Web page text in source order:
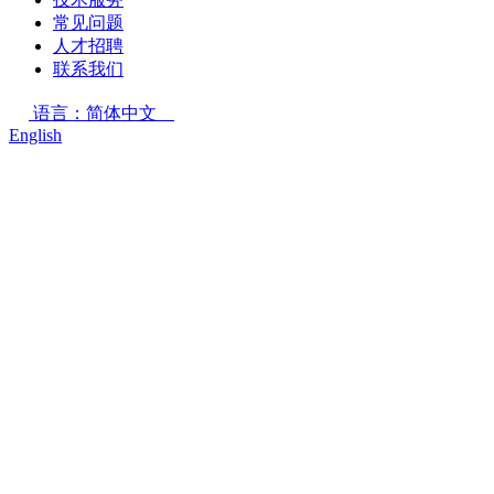
常见问题
人才招聘
联系我们
语言：简体中文
English